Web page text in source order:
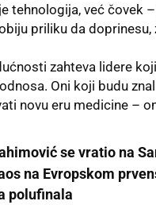
tehnologija, već čovek
priliku da
zahteva lidere
Oni koji budu
novu eru medicine –
se vratio na
na Evropskom
polufinala